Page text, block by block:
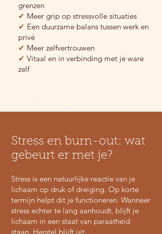
grenzen
✔ Meer grip op stressvolle situaties
✔ Een duurzame balans tussen werk en
privé
✔ Meer zelfvertrouwen
✔ Vitaal en in verbinding met je ware
zelf
Stress en burn-out: wat
gebeurt er met je?
Stress is een natuurlijke reactie van je
lichaam op druk of dreiging. Op korte
termijn helpt dit je functioneren. Wanneer
stress echter te lang aanhoudt, blijft je
lichaam in een staat van paraatheid
staan. Herstel blijft uit.